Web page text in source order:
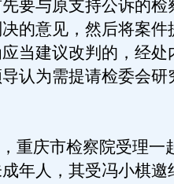
要与原支持公诉的检
的意见，然后将案件
当建议改判的，经处
认为需提请检委会研
庆市检察院受理一
年人，其受冯小棋邀